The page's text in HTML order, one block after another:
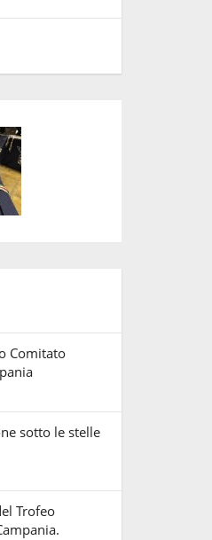
Comitato
sotto le stelle
Trofeo